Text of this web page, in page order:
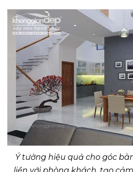
Ý tưởng hiệu quả cho góc